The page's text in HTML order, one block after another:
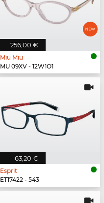
256,00 €
Miu Miu
MU 09XV - 12W1O1
63,20 €
Esprit
ET17422 - 543